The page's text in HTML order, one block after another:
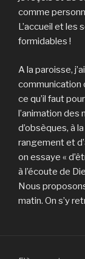
comme
L’accueil et les
formidables !
A la paroisse,
communication
ce qu’il faut
l’animation des
d’obsèques, à
rangement et
on essaye «
à l’écoute de
Nous
matin. On s’y